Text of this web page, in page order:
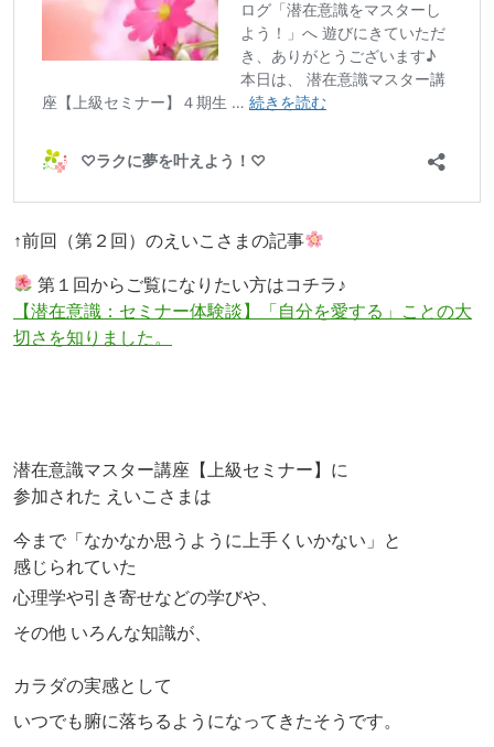
↑前回（第２回）のえいこさまの記事
第１回からご覧になりたい方はコチラ♪
【潜在意識：セミナー体験談】「自分を愛する」ことの大
切さを知りました。
潜在意識マスター講座【上級セミナー】に
参加された えいこさまは
今まで「なかなか思うように上手くいかない」と
感じられていた
心理学や引き寄せなどの学びや、
その他 いろんな知識が、
カラダの実感として
いつでも腑に落ちるようになってきたそうです。